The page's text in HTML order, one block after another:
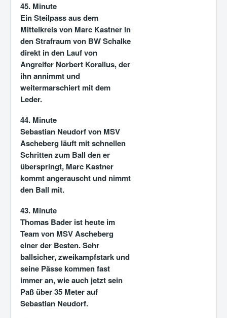
45. Minute
Ein Steilpass aus dem
Mittelkreis von Marc Kastner in
den Strafraum von BW Schalke
direkt in den Lauf von
Angreifer Norbert Korallus, der
ihn annimmt und
weitermarschiert mit dem
Leder.
44. Minute
Sebastian Neudorf von MSV
Ascheberg läuft mit schnellen
Schritten zum Ball den er
überspringt, Marc Kastner
kommt angerauscht und nimmt
den Ball mit.
43. Minute
Thomas Bader ist heute im
Team von MSV Ascheberg
einer der Besten. Sehr
ballsicher, zweikampfstark und
seine Pässe kommen fast
immer an, wie auch jetzt sein
Paß über 35 Meter auf
Sebastian Neudorf.